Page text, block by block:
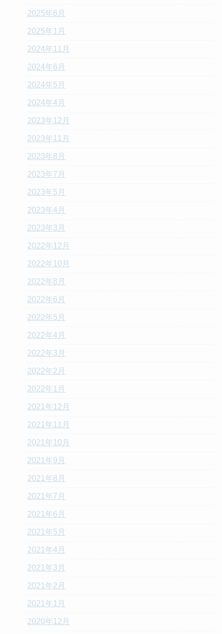
2025年6月
2025年1月
2024年11月
2024年6月
2024年5月
2024年4月
2023年12月
2023年11月
2023年8月
2023年7月
2023年5月
2023年4月
2023年3月
2022年12月
2022年10月
2022年8月
2022年6月
2022年5月
2022年4月
2022年3月
2022年2月
2022年1月
2021年12月
2021年11月
2021年10月
2021年9月
2021年8月
2021年7月
2021年6月
2021年5月
2021年4月
2021年3月
2021年2月
2021年1月
2020年12月